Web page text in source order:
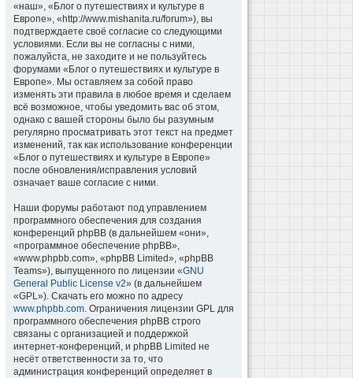
«наш», «Блог о путешествиях и культуре в
Европе», «http://www.mishanita.ru/forum»), вы
подтверждаете своё согласие со следующими
условиями. Если вы не согласны с ними,
пожалуйста, не заходите и не пользуйтесь
форумами «Блог о путешествиях и культуре в
Европе». Мы оставляем за собой право
изменять эти правила в любое время и сделаем
всё возможное, чтобы уведомить вас об этом,
однако с вашей стороны было бы разумным
регулярно просматривать этот текст на предмет
изменений, так как использование конференции
«Блог о путешествиях и культуре в Европе»
после обновления/исправления условий
означает ваше согласие с ними.
Наши форумы работают под управлением
программного обеспечения для создания
конференций phpBB (в дальнейшем «они»,
«программное обеспечение phpBB»,
«www.phpbb.com», «phpBB Limited», «phpBB
Teams»), выпущенного по лицензии «GNU
General Public License v2» (в дальнейшем
«GPL»). Скачать его можно по адресу
www.phpbb.com. Ограничения лицензии GPL для
программного обеспечения phpBB строго
связаны с организацией и поддержкой
интернет-конференций, и phpBB Limited не
несёт ответственности за то, что
администрация конференций определяет в